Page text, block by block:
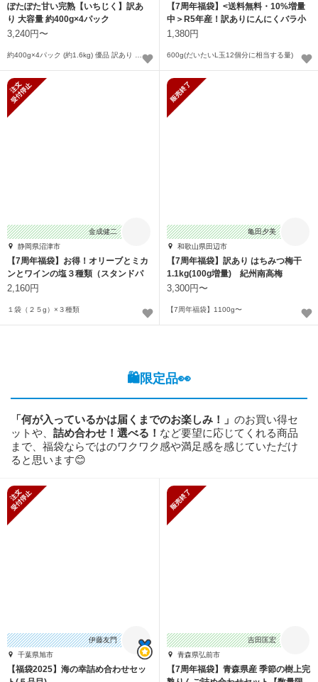
ぽたぽた甘い完熟【いちじく】訳あ
り 大容量 約400g×4パック
3,240円〜
【7周年福袋】<送料無料・10%増量
中＞R5年産！訳ありにんにくバラ小
粒600g
1,380円
600g(だいたいL玉12個分に相当する量)
金成健二
静岡県沼津市
【7周年福袋】お得！オリーブとミカ
ンとワインの塩３種類（スタンドパ
ック）
2,160円
１袋（２５g）×３種類
亀田夕美
和歌山県田辺市
【7周年福袋】訳あり はちみつ梅干
1.1kg(100g増量) 紀州南高梅
3,300円〜
【7周年福袋】1100g〜
🛍️限定品👀
「何が入っているかは届くまでのお楽しみ！」 のお買い得セ
ットや、 詰め合わせ！選べる！ など要望に応じてくれる商品
まで、福袋ならではのワクワク感や満足感を感じていただけ
ると思います😊
伊藤友門
千葉県旭市
【福袋2025】海の幸詰め合わせセッ
吉田匡宏
青森県弘前市
【7周年福袋】青森県産 季節の樹上完